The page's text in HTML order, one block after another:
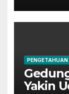
Yakin